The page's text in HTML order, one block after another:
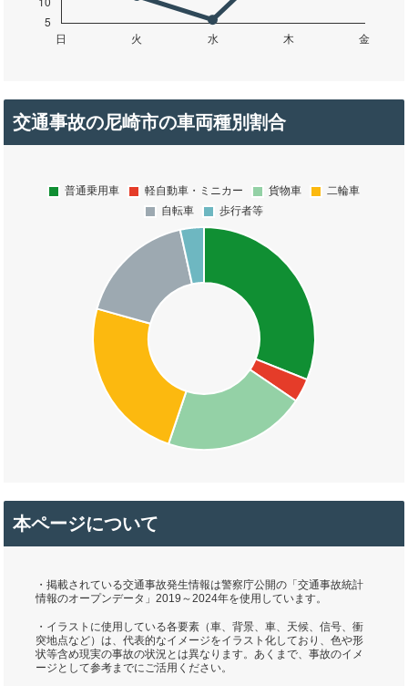
交通事故の尼崎市の車両種別割合
本ページについて
・掲載されている交通事故発生情報は警察庁公開の「交通事故統計
情報のオープンデータ」2019～2024年を使用しています。
・イラストに使用している各要素（車、背景、車、天候、信号、衝
突地点など）は、代表的なイメージをイラスト化しており、色や形
状等含め現実の事故の状況とは異なります。あくまで、事故のイメ
ージとして参考までにご活用ください。